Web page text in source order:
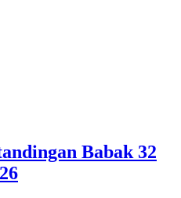
Babak 32